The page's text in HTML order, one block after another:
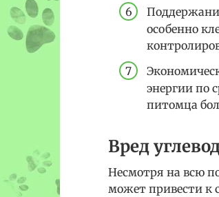
особенно
энергии по
питомца
Вред
Несмотря на всю
может привести к